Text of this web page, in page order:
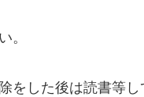
。
をした後は読書等し